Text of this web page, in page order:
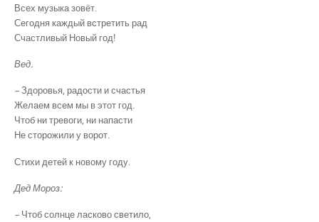
Всех музыка зовёт.
Сегодня каждый встретить рад
Счастливый Новый год!
Вед.
–Здоровья, радости и счастья
Желаем всем мы в этот год.
Чтоб ни тревоги, ни напасти
Не сторожили у ворот.
Стихи детей к новому году.
Дед Мороз:
– Чтоб солнце ласково светило,